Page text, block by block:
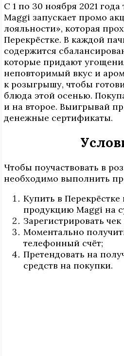
С 1 по 30 ноября 2021 года
Maggi запускает промо
лояльности», которая
Перекрёстке. В каждой
содержится
которые придают
неповторимый вкус и
к розыгрышу, чтобы
блюда этой осенью.
и на второе. Выигрывай
денежные сертификаты.
Чтобы поучаствовать в
необходимо выполнить
Купить в
продукцию Maggi на
Зарегистрировать чек
Моментально
телефонный счёт;
Претендовать на
средств на покупки.